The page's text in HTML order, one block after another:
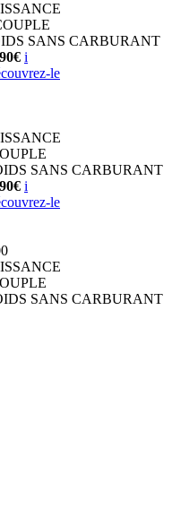
SANS CARBURANT
i
le
SANS CARBURANT
i
le
SANS CARBURANT